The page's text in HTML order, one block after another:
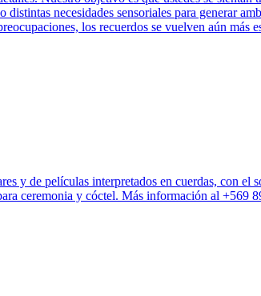
necesidades sensoriales para generar
los recuerdos se vuelven aún más
y de películas interpretados en cuerdas, con
ceremonia y cóctel. Más información al +569